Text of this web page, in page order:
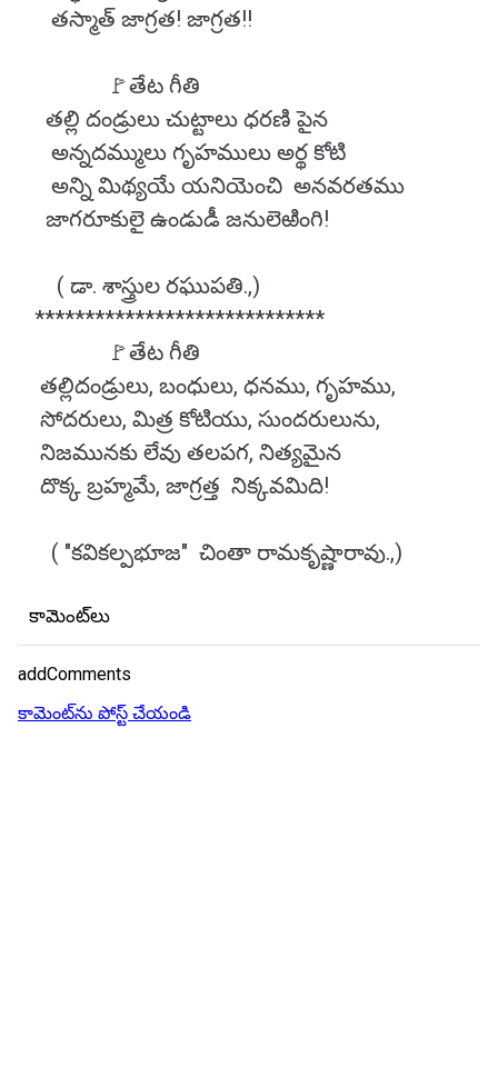
తస్మాత్ జాగ్రత! జాగ్రత!!
🚩తేట గీతి
తల్లి దండ్రులు చుట్టాలు ధరణి పైన
అన్నదమ్ములు గృహములు అర్థ కోటి
అన్ని మిథ్యయే యనియెంచి అనవరతము
జాగరూకులై ఉండుడీ జనులెఱింగి!
( డా. శాస్త్రుల రఘుపతి.,)
*****************************
🚩తేట గీతి
తల్లిదండ్రులు, బంధులు, ధనము, గృహము,
సోదరులు, మిత్ర కోటియు, సుందరులును,
నిజమునకు లేవు తలపగ, నిత్యమైన
దొక్క బ్రహ్మమే, జాగ్రత్త నిక్కవమిది!
( "కవికల్పభూజ" చింతా రామకృష్ణారావు.,)
కామెంట్‌లు
addComments
కామెంట్‌ను పోస్ట్ చేయండి